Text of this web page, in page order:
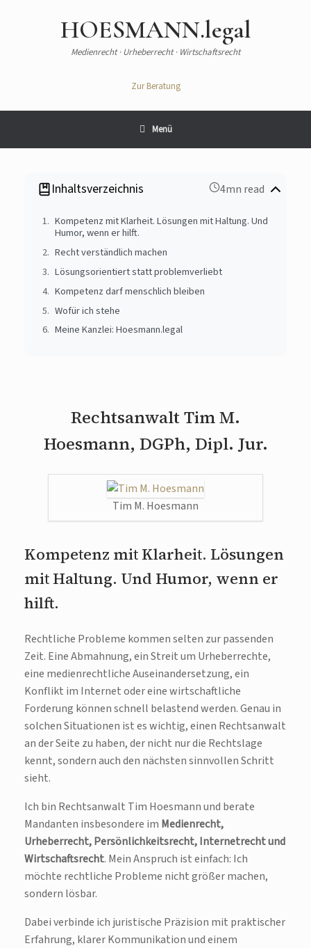
HOESMANN.legal
Medienrecht · Urheberrecht · Wirtschaftsrecht
Zur Beratung
Menü
Inhaltsverzeichnis 4mn read
Kompetenz mit Klarheit. Lösungen mit Haltung. Und
Humor, wenn er hilft.
Recht verständlich machen
Lösungsorientiert statt problemverliebt
Kompetenz darf menschlich bleiben
Wofür ich stehe
Meine Kanzlei: Hoesmann.legal
Rechtsanwalt Tim M.
Hoesmann, DGPh, Dipl. Jur.
Tim M. Hoesmann
Kompetenz mit Klarheit. Lösungen
mit Haltung. Und Humor, wenn er
hilft.
Rechtliche Probleme kommen selten zur passenden
Zeit. Eine Abmahnung, ein Streit um Urheberrechte,
eine medienrechtliche Auseinandersetzung, ein
Konflikt im Internet oder eine wirtschaftliche
Forderung können schnell belastend werden. Genau in
solchen Situationen ist es wichtig, einen Rechtsanwalt
an der Seite zu haben, der nicht nur die Rechtslage
kennt, sondern auch den nächsten sinnvollen Schritt
sieht.
Ich bin Rechtsanwalt Tim Hoesmann und berate
Mandanten insbesondere im Medienrecht,
Urheberrecht, Persönlichkeitsrecht, Internetrecht und
Wirtschaftsrecht. Mein Anspruch ist einfach: Ich
möchte rechtliche Probleme nicht größer machen,
sondern lösbar.
Dabei verbinde ich juristische Präzision mit praktischer
Erfahrung, klarer Kommunikation und einem